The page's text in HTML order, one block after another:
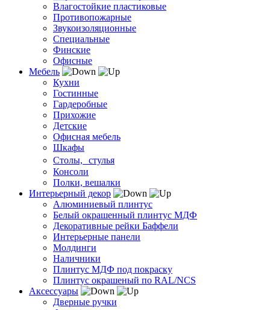
Влагостойкие пластиковые
Противопожарные
Звукоизоляционные
Специальные
Финские
Офисные
Мебель
Кухни
Гостинные
Гардеробные
Прихожие
Детские
Офисная мебель
Шкафы
Столы, стулья
Консоли
Полки, вешалки
Интерьерный декор
Алюминиевый плинтус
Белый окрашенный плинтус МДФ
Декоративные рейки Баффели
Интерьерные панели
Молдинги
Наличники
Плинтус МДФ под покраску
Плинтус окрашеный по RAL/NCS
Аксессуары
Дверные ручки